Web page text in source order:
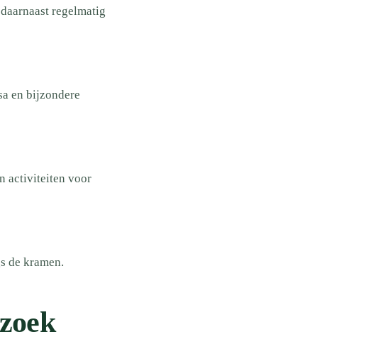
regelmatig
en bijzondere
activiteiten voor
de kramen.